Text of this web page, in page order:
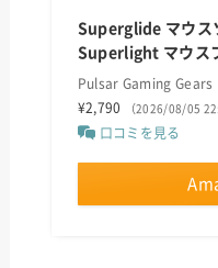
Superglide マウ
Superlight マウス
Pulsar Gaming Gears
¥2,790
（2026/08/05
口コミを見る